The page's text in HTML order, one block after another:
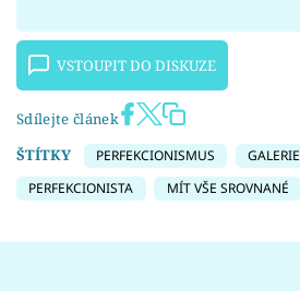
VSTOUPIT DO DISKUZE
Sdílejte článek
ŠTÍTKY
PERFEKCIONISMUS GALERIE
PERFEKCIONISTA
MÍT VŠE SROVNANÉ